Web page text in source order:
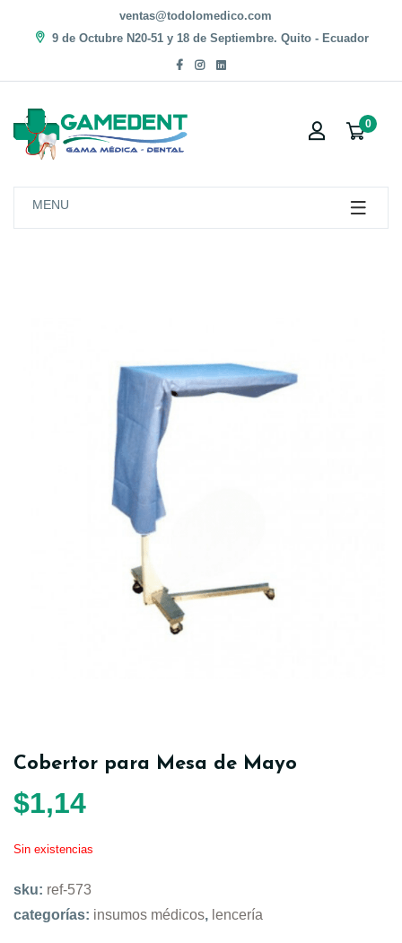
ventas@todolomedico.com
9 de Octubre N20-51 y 18 de Septiembre. Quito - Ecuador
0
MENU
Cobertor para Mesa de Mayo
$1,14
Sin existencias
sku: ref-573
categorías: insumos médicos, lencería